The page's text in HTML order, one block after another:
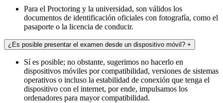
Para el Proctoring y la universidad, son válidos los
documentos de identificación oficiales con fotografía, como el
pasaporte o la licencia de conducir.
¿Es posible presentar el examen desde un dispositivo móvil? +
Sí es posible; no obstante, sugerimos no hacerlo en
dispositivos móviles por compatibilidad, versiones de sistemas
operativos o incluso la estabilidad de conexión que tenga el
dispositivo con el internet, por ende, impulsamos los
ordenadores para mayor compatibilidad.